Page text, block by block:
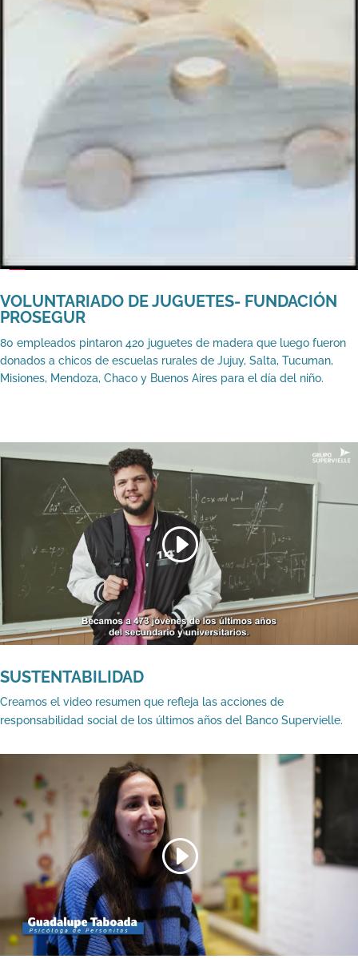
VOLUNTARIADO DE JUGUETES- FUNDACIÓN
PROSEGUR
80 empleados pintaron 420 juguetes de madera que luego fueron
donados a chicos de escuelas rurales de Jujuy, Salta, Tucuman,
Misiones, Mendoza, Chaco y Buenos Aires para el día del niño.
SUSTENTABILIDAD
Creamos el video resumen que refleja las acciones de
responsabilidad social de los últimos años del Banco Supervielle.